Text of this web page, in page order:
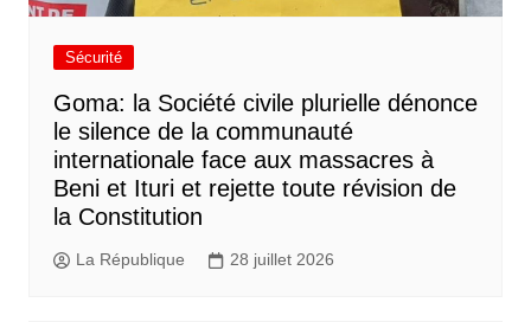
Sécurité
Goma: la Société civile plurielle dénonce
le silence de la communauté
internationale face aux massacres à
Beni et Ituri et rejette toute révision de
la Constitution
La République 28 juillet 2026